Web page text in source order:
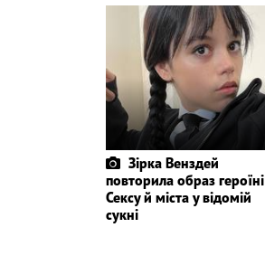
Зірка Венздей
повторила образ героїні
Сексу й міста у відомій
сукні